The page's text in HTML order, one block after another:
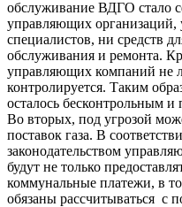
обслуживание ВДГО стало
управляющих организаций,
специалистов, ни средств
обслуживания и ремонта.
управляющих компаний не
контролируется. Таким
осталось бесконтрольным
Во вторых, под угрозой
поставок газа. В
законодательством
будут не только
коммунальные платежи, в
обязаны рассчитываться с